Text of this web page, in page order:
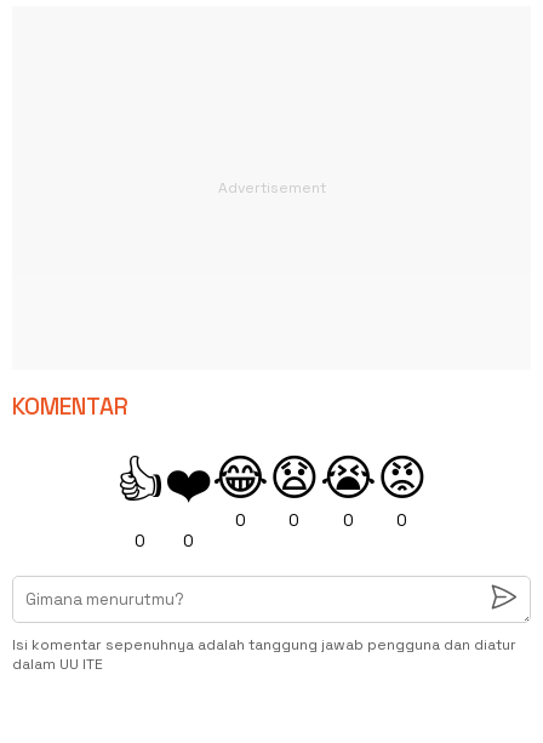
KOMENTAR
👍
0
❤️
0
😂
0
😧
0
😭
0
😡
0
Isi komentar sepenuhnya adalah tanggung jawab pengguna dan diatur
dalam UU ITE